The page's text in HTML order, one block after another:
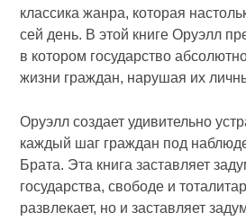
классика жанра, которая
сей день. В этой книге Оруэлл
в котором государство
жизни граждан, нарушая их
Оруэлл создает удивительно
каждый шаг граждан под
Брата. Эта книга заставляет
государства, свободе и
развлекает, но и заставляет